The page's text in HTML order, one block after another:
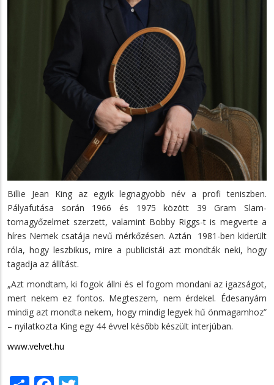
Billie Jean King az egyik legnagyobb név a profi teniszben.
Pályafutása során 1966 és 1975 között 39 Gram Slam-
tornagyőzelmet szerzett, valamint Bobby Riggs-t is megverte a
híres Nemek csatája nevű mérkőzésen. Aztán 1981-ben kiderült
róla, hogy leszbikus, mire a publicistái azt mondták neki, hogy
tagadja az állítást.
„Azt mondtam, ki fogok állni és el fogom mondani az igazságot,
mert nekem ez fontos. Megteszem, nem érdekel. Édesanyám
mindig azt mondta nekem, hogy mindig legyek hű önmagamhoz”
– nyilatkozta King egy 44 évvel később készült interjúban.
www.velvet.hu